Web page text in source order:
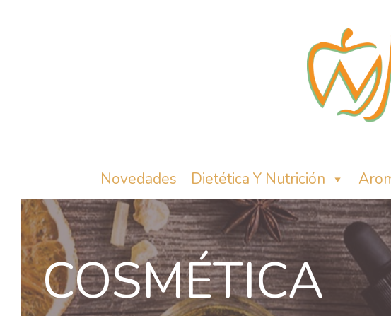
Novedades Dietética Y Nutrición
COSMÉTICA